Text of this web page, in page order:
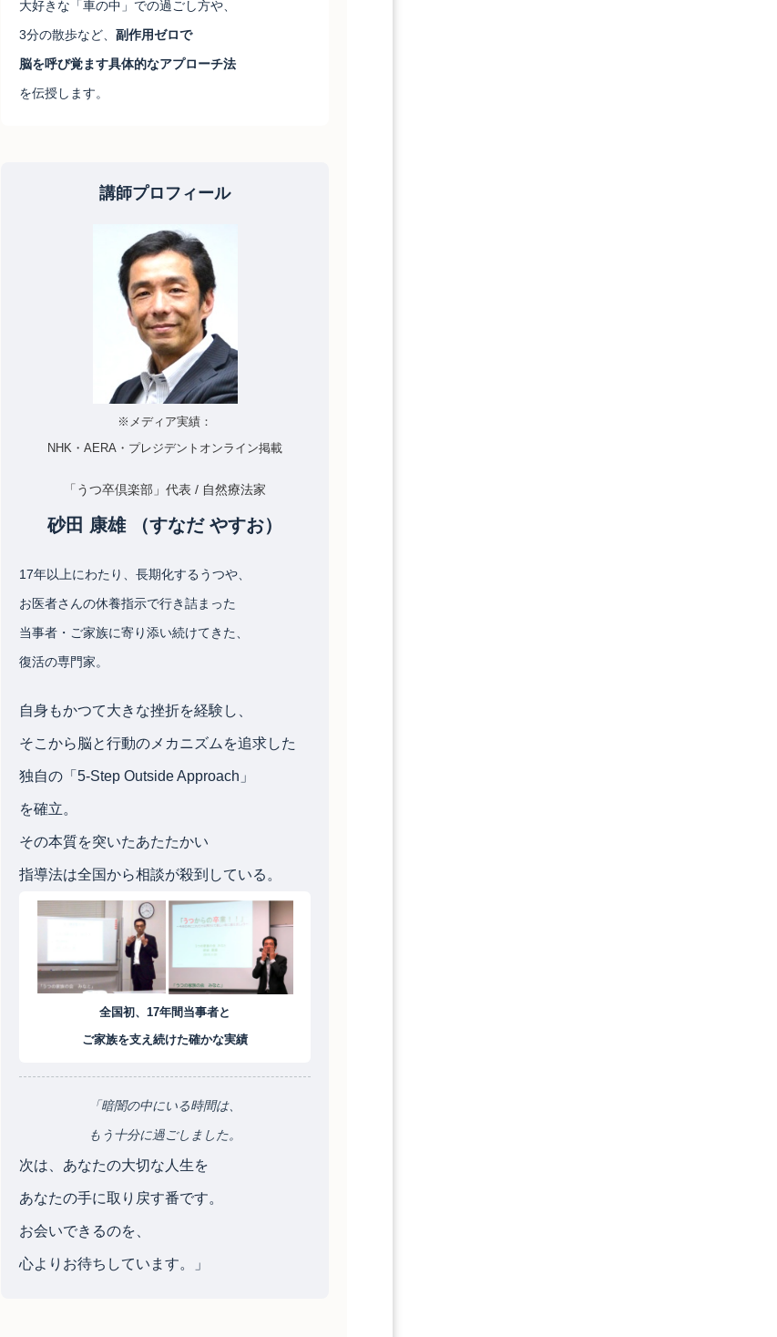
大好きな「車の中」での過ごし方や、
3分の散歩など、 副作用ゼロで
脳を呼び覚ます具体的なアプローチ法
を伝授します。
講師プロフィール
※メディア実績：
NHK・AERA・プレジデントオンライン掲載
「うつ卒倶楽部」代表 / 自然療法家
砂田 康雄 （すなだ やすお）
17年以上にわたり、長期化するうつや、
お医者さんの休養指示で行き詰まった
当事者・ご家族に寄り添い続けてきた、
復活の専門家。
自身もかつて大きな挫折を経験し、
そこから脳と行動のメカニズムを追求した
独自の「5-Step Outside Approach」
を確立。
その本質を突いたあたたかい
指導法は全国から相談が殺到している。
全国初、17年間当事者と
ご家族を支え続けた確かな実績
「暗闇の中にいる時間は、
もう十分に過ごしました。
次は、あなたの大切な人生を
あなたの手に取り戻す番です。
お会いできるのを、
心よりお待ちしています。」